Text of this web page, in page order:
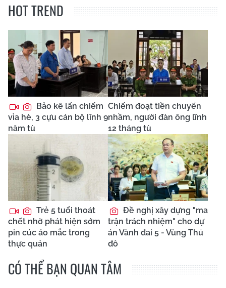
HOT TREND
Bảo kê lấn chiếm
vỉa hè, 3 cựu cán bộ lĩnh 9
năm tù
Chiếm đoạt tiền chuyển
nhầm, người đàn ông lĩnh
12 tháng tù
Trẻ 5 tuổi thoát
chết nhờ phát hiện sớm
pin cúc áo mắc trong
thực quản
Đề nghị xây dựng "ma
trận trách nhiệm" cho dự
án Vành đai 5 - Vùng Thủ
đô
CÓ THỂ BẠN QUAN TÂM